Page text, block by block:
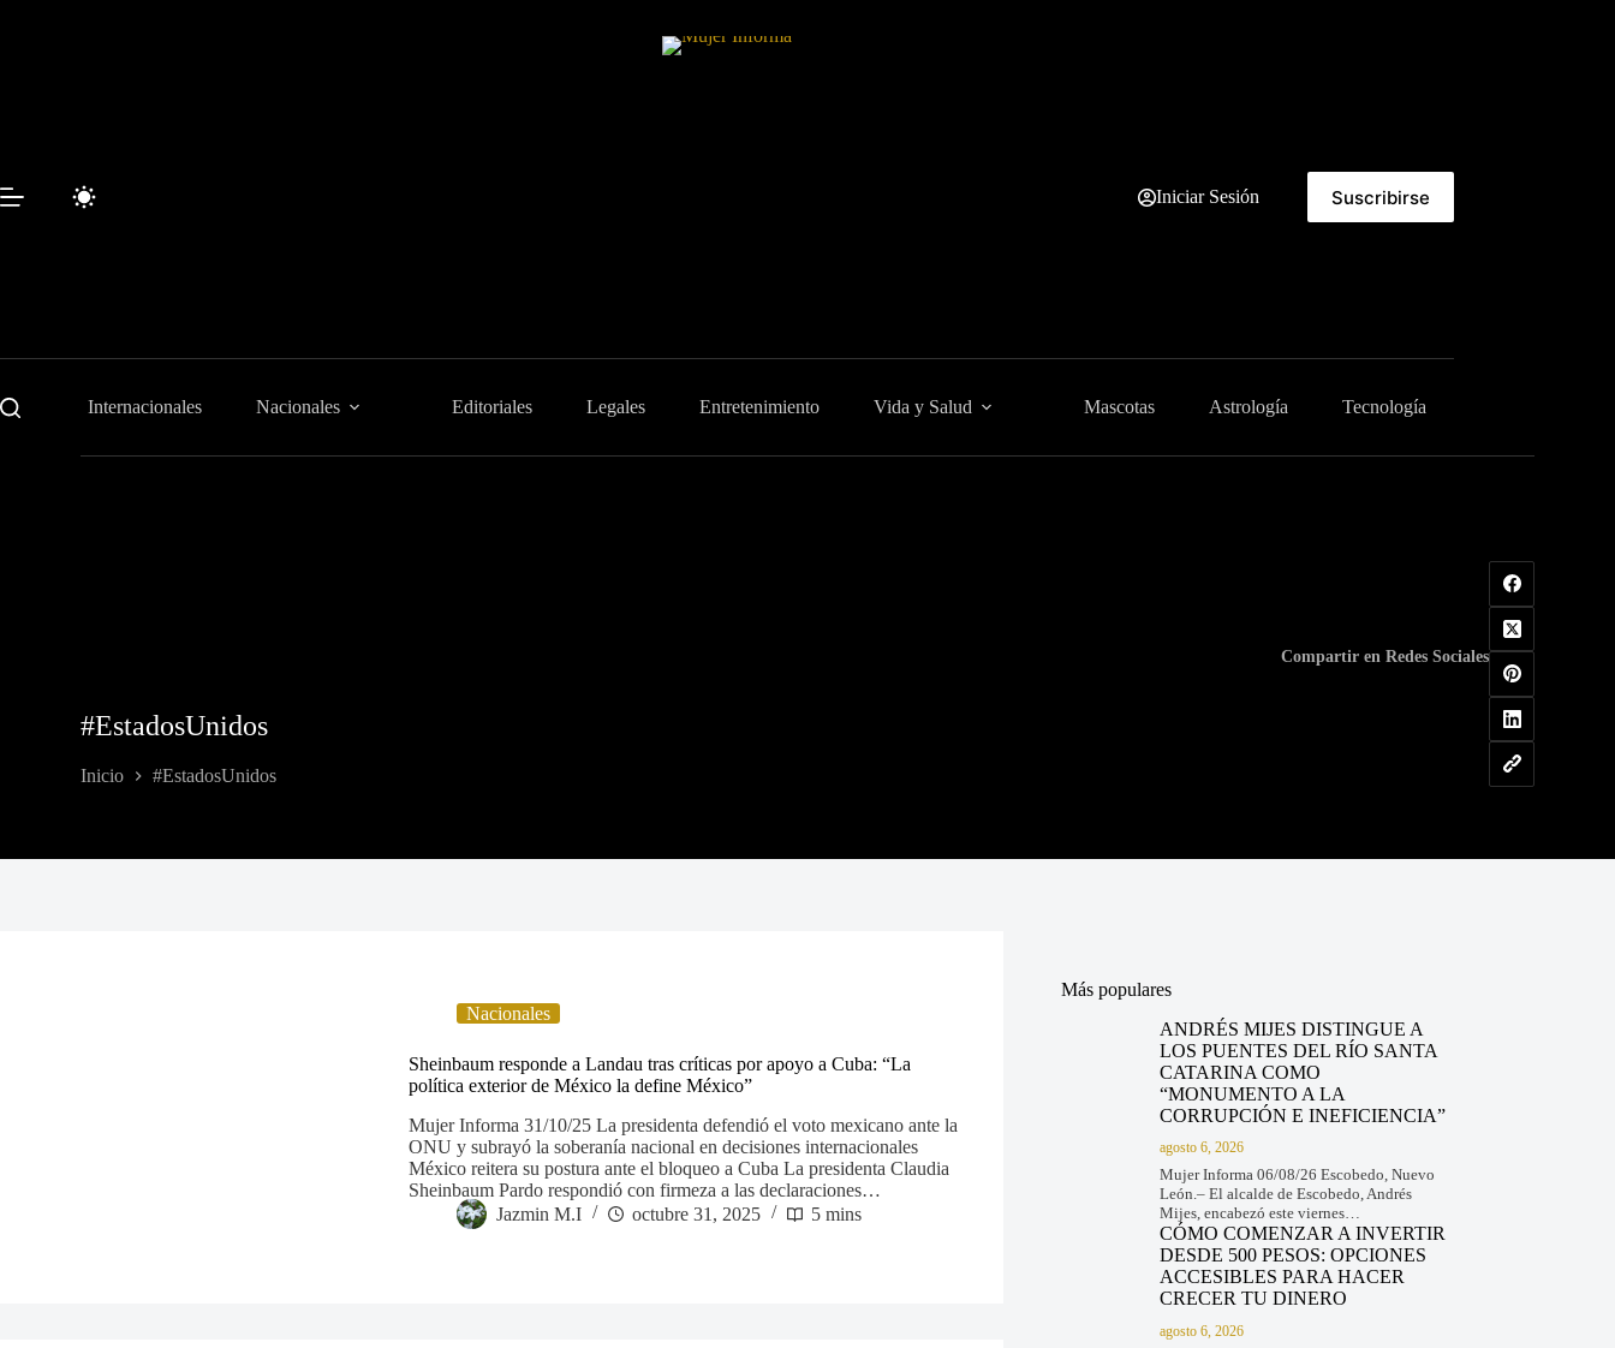
Iniciar Sesión Suscribirse
Internacionales Nacionales Editoriales Legales Entretenimiento Vida y Salud Mascotas Astrología Tecnología
#EstadosUnidos
Inicio #EstadosUnidos
Compartir en Redes Sociales
Nacionales
Sheinbaum responde a Landau tras críticas por apoyo a Cuba: “La
política exterior de México la define México”
Mujer Informa 31/10/25 La presidenta defendió el voto mexicano ante la
ONU y subrayó la soberanía nacional en decisiones internacionales
México reitera su postura ante el bloqueo a Cuba La presidenta Claudia
Sheinbaum Pardo respondió con firmeza a las declaraciones…
Jazmin M.I
octubre 31, 2025 5 mins
Más populares
ANDRÉS MIJES DISTINGUE A
LOS PUENTES DEL RÍO SANTA
CATARINA COMO
“MONUMENTO A LA
CORRUPCIÓN E INEFICIENCIA”
agosto 6, 2026
Mujer Informa 06/08/26 Escobedo, Nuevo
León.– El alcalde de Escobedo, Andrés
Mijes, encabezó este viernes…
CÓMO COMENZAR A INVERTIR
DESDE 500 PESOS: OPCIONES
ACCESIBLES PARA HACER
CRECER TU DINERO
agosto 6, 2026